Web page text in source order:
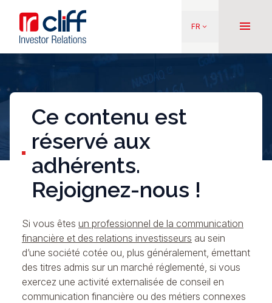
contenu
principal
Aller directement au contenu
FR keyboard_arrow_down menu
Ce contenu est
réservé aux
adhérents.
Rejoignez-nous !
Si vous êtes un professionnel de la communication
financière et des relations investisseurs au sein
d’une société cotée ou, plus généralement, émettant
des titres admis sur un marché réglementé, si vous
exercez une activité externalisée de conseil en
communication financière ou des métiers connexes